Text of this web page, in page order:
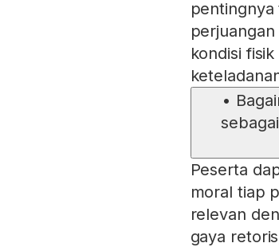
pentingnya
kondisi
•
Peserta
moral tiap
relevan
gaya